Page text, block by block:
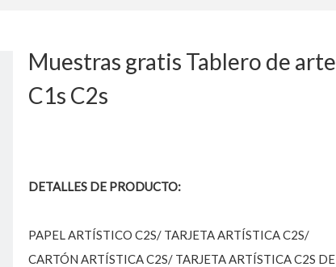
Muestras gratis Tablero de arte
C1s C2s
DETALLES DE PRODUCTO:
PAPEL ARTÍSTICO C2S/ TARJETA ARTÍSTICA C2S/
CARTÓN ARTÍSTICA C2S/ TARJETA ARTÍSTICA C2S DE